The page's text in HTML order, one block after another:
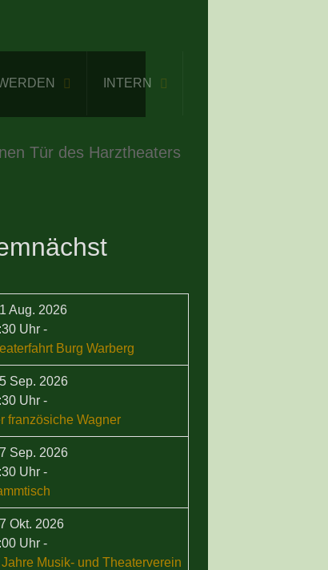
INTERN
Tür des Harztheaters
Aug. 2026
Uhr-
Burg Warberg
Sep. 2026
Uhr-
französiche Wagner
Sep. 2026
Uhr-
Okt. 2026
Uhr-
Musik- und Theaterverein